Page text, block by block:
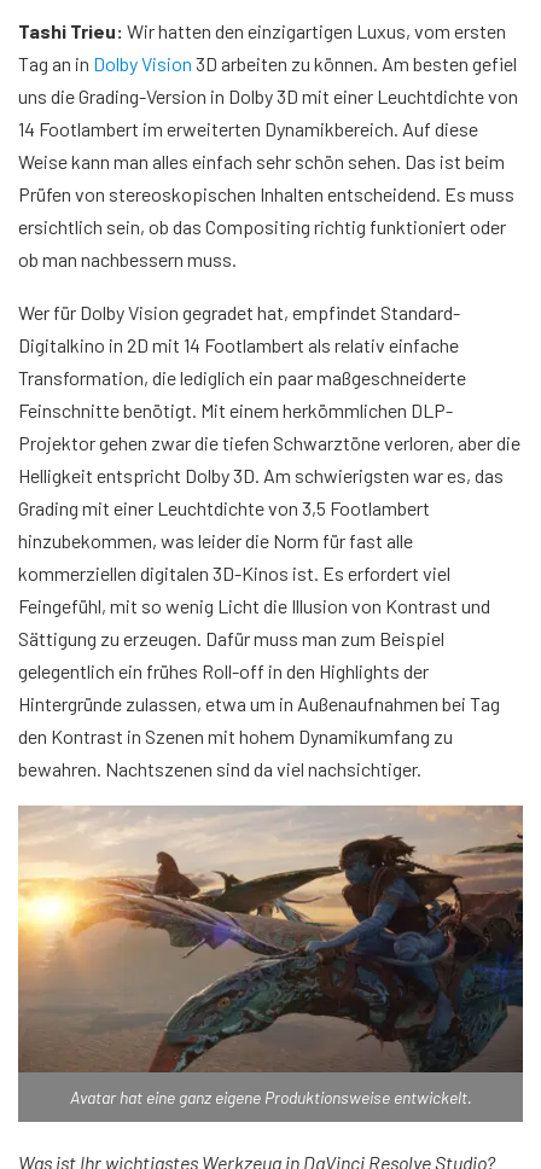
Tashi Trieu: Wir hatten den einzigartigen Luxus, vom ersten
Tag an in Dolby Vision 3D arbeiten zu können. Am besten gefiel
uns die Grading-Version in Dolby 3D mit einer Leuchtdichte von
14 Footlambert im erweiterten Dynamikbereich. Auf diese
Weise kann man alles einfach sehr schön sehen. Das ist beim
Prüfen von stereoskopischen Inhalten entscheidend. Es muss
ersichtlich sein, ob das Compositing richtig funktioniert oder
ob man nachbessern muss.
Wer für Dolby Vision gegradet hat, empfindet Standard-
Digitalkino in 2D mit 14 Footlambert als relativ einfache
Transformation, die lediglich ein paar maßgeschneiderte
Feinschnitte benötigt. Mit einem herkömmlichen DLP-
Projektor gehen zwar die tiefen Schwarztöne verloren, aber die
Helligkeit entspricht Dolby 3D. Am schwierigsten war es, das
Grading mit einer Leuchtdichte von 3,5 Footlambert
hinzubekommen, was leider die Norm für fast alle
kommerziellen digitalen 3D-Kinos ist. Es erfordert viel
Feingefühl, mit so wenig Licht die Illusion von Kontrast und
Sättigung zu erzeugen. Dafür muss man zum Beispiel
gelegentlich ein frühes Roll-off in den Highlights der
Hintergründe zulassen, etwa um in Außenaufnahmen bei Tag
den Kontrast in Szenen mit hohem Dynamikumfang zu
bewahren. Nachtszenen sind da viel nachsichtiger.
Avatar hat eine ganz eigene Produktionsweise entwickelt.
Was ist Ihr wichtigstes Werkzeug in DaVinci Resolve Studio?